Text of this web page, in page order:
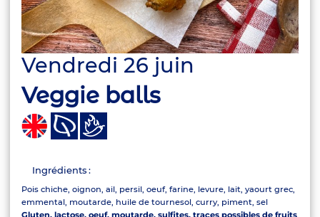
Vendredi 26 juin
Veggie balls
Ingrédients :
Pois chiche, oignon, ail, persil, oeuf, farine, levure, lait, yaourt grec,
emmental, moutarde, huile de tournesol, curry, piment, sel
Gluten, lactose, oeuf, moutarde, sulfites, traces possibles de fruits